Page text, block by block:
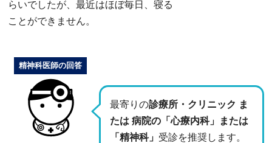
らいでしたが、最近はほぼ毎日、寝る
ことができません。
最寄りの診療所・クリニック ま
たは 病院の「心療内科」または
「精神科」 受診を推奨します。
精神科医師の回答